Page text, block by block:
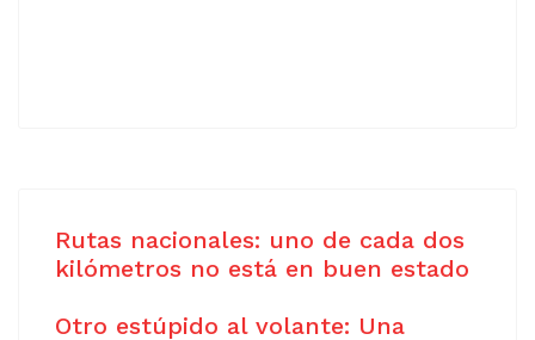
Rutas nacionales: uno de cada dos
kilómetros no está en buen estado
Otro estúpido al volante: Una